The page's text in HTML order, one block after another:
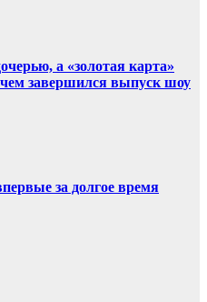
а «золотая карта»
чем завершился выпуск шоу
за долгое время